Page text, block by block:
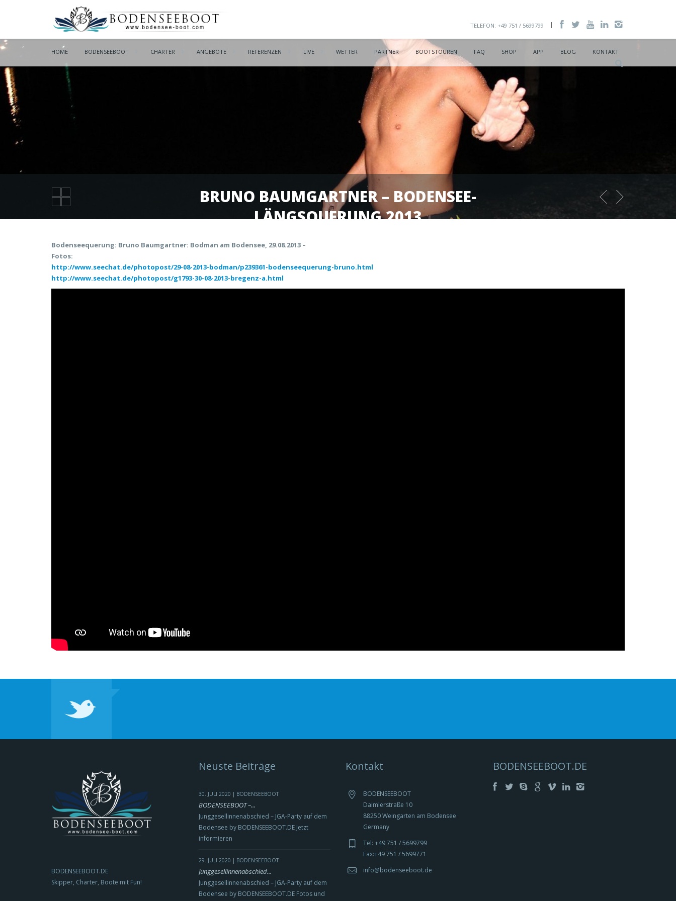
TELEFON: +49 751 / 5699799
HOME BODENSEEBOOT CHARTER ANGEBOTE REFERENZEN LIVE WETTER PARTNER BOOTSTOUREN FAQ SHOP APP BLOG KONTAKT
BRUNO BAUMGARTNER – BODENSEE-
LÄNGSQUERUNG 2013
Bodenseequerung: Bruno Baumgartner: Bodman am Bodensee, 29.08.2013 –
Fotos:
http://www.seechat.de/photopost/29-08-2013-bodman/p239361-bodenseequerung-bruno.html
http://www.seechat.de/photopost/g1793-30-08-2013-bregenz-a.html
BODENSEEBOOT.DE
Skipper, Charter, Boote mit Fun!
Neuste Beiträge
30. JULI 2020 | BODENSEEBOOT
BODENSEEBOOT –...
Junggesellinnenabschied – JGA-Party auf dem
Bodensee by BODENSEEBOOT.DE Jetzt
informieren
29. JULI 2020 | BODENSEEBOOT
Junggesellinnenabschied...
Junggesellinnenabschied – JGA-Party auf dem
Bodensee by BODENSEEBOOT.DE Fotos und
Kontakt
BODENSEEBOOT
Daimlerstraße 10
88250 Weingarten am Bodensee
Germany
Tel: +49 751 / 5699799
Fax:+49 751 / 5699771
info@bodenseeboot.de
BODENSEEBOOT.DE